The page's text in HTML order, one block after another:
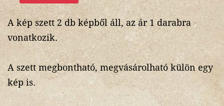
A kép szett 2 db képből áll, az ár 1 darabra
vonatkozik.
A szett megbontható, megvásárolható külön egy
kép is.